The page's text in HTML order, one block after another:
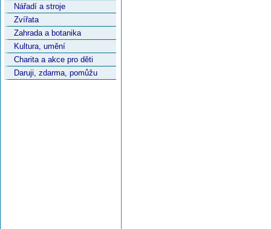
Nářadí a stroje
Zvířata
Zahrada a botanika
Kultura, umění
Charita a akce pro děti
Daruji, zdarma, pomůžu